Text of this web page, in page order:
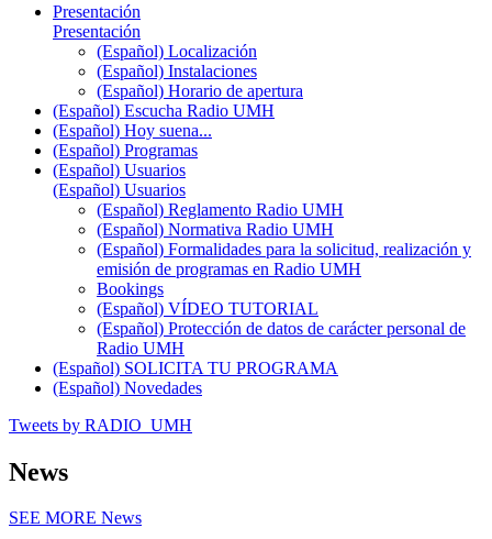
Presentación
Presentación
(Español) Localización
(Español) Instalaciones
(Español) Horario de apertura
(Español) Escucha Radio UMH
(Español) Hoy suena...
(Español) Programas
(Español) Usuarios
(Español) Usuarios
(Español) Reglamento Radio UMH
(Español) Normativa Radio UMH
(Español) Formalidades para la solicitud, realización y
emisión de programas en Radio UMH
Bookings
(Español) VÍDEO TUTORIAL
(Español) Protección de datos de carácter personal de
Radio UMH
(Español) SOLICITA TU PROGRAMA
(Español) Novedades
Tweets by RADIO_UMH
News
SEE MORE News